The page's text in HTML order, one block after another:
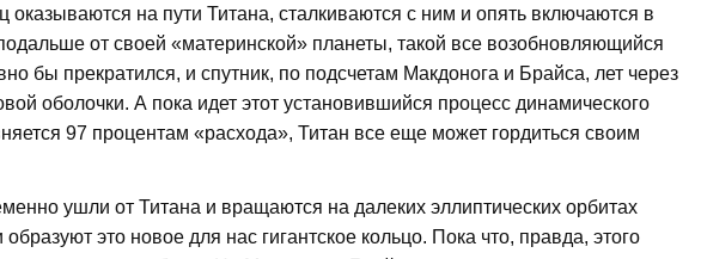
оказываются на пути Титана, сталкиваются с ним и опять включаются в
от своей «материнской» планеты, такой все возобновляющийся
бы прекратился, и спутник, по подсчетам Макдонога и Брайса, лет через
оболочки. А пока идет этот установившийся процесс динамического
97 процентам «расхода», Титан все еще может гордиться своим
ушли от Титана и вращаются на далеких эллиптических орбитах
это новое для нас гигантское кольцо. Пока что, правда, этого